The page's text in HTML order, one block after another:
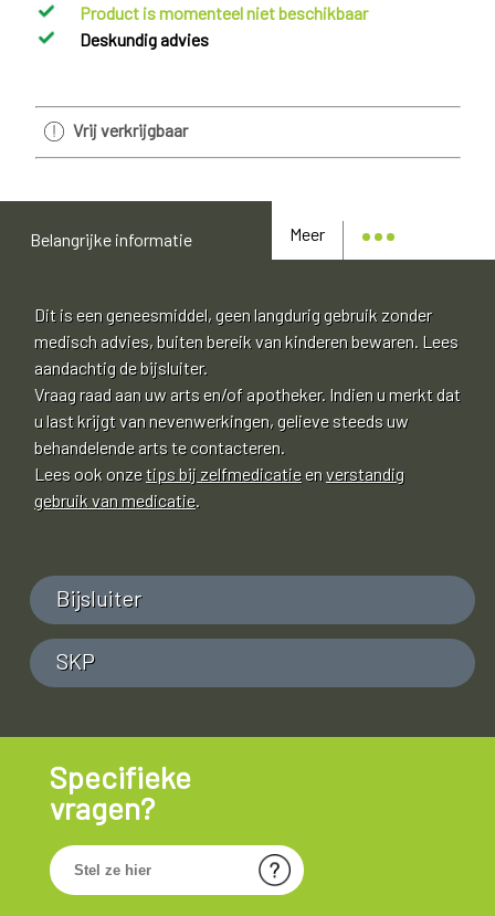
Product is momenteel niet beschikbaar
Deskundig advies
Vrij verkrijgbaar
Meer
Belangrijke informatie
Dit is een geneesmiddel, geen langdurig gebruik zonder
medisch advies, buiten bereik van kinderen bewaren. Lees
aandachtig de bijsluiter.
Vraag raad aan uw arts en/of apotheker. Indien u merkt dat
u last krijgt van nevenwerkingen, gelieve steeds uw
behandelende arts te contacteren.
Lees ook onzetips bij zelfmedicatieenverstandig
gebruik van medicatie.
Bijsluiter
SKP
Specifieke
vragen?